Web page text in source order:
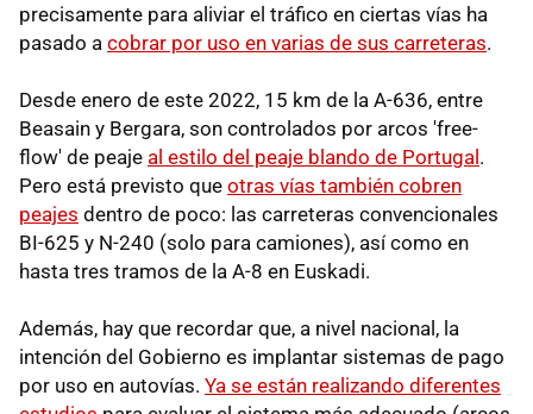
precisamente para aliviar el tráfico en ciertas vías ha
pasado a cobrar por uso en varias de sus carreteras.
Desde enero de este 2022, 15 km de la A-636, entre
Beasain y Bergara, son controlados por arcos 'free-
flow' de peaje al estilo del peaje blando de Portugal .
Pero está previsto que otras vías también cobren
peajes dentro de poco: las carreteras convencionales
BI-625 y N-240 (solo para camiones), así como en
hasta tres tramos de la A-8 en Euskadi.
Además, hay que recordar que, a nivel nacional, la
intención del Gobierno es implantar sistemas de pago
por uso en autovías. Ya se están realizando diferentes